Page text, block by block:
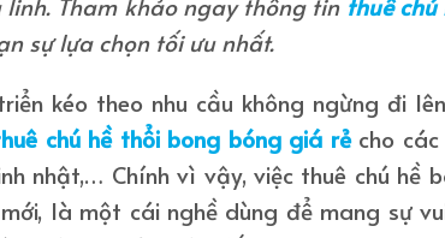
sự lựa chọn tối ưu nhất.
kéo theo nhu cầu không ngừng đi
chú hề thổi bong bóng giá rẻcho các
nhật,… Chính vì vậy, việc thuê chú hề
là một cái nghề dùng để mang sự